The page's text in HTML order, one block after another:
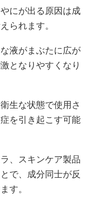
にが出る原因は成
られます。
液がまぶたに広が
となりやすくなり
生な状態で使用さ
を引き起こす可能
、スキンケア製品
で、成分同士が反
す。